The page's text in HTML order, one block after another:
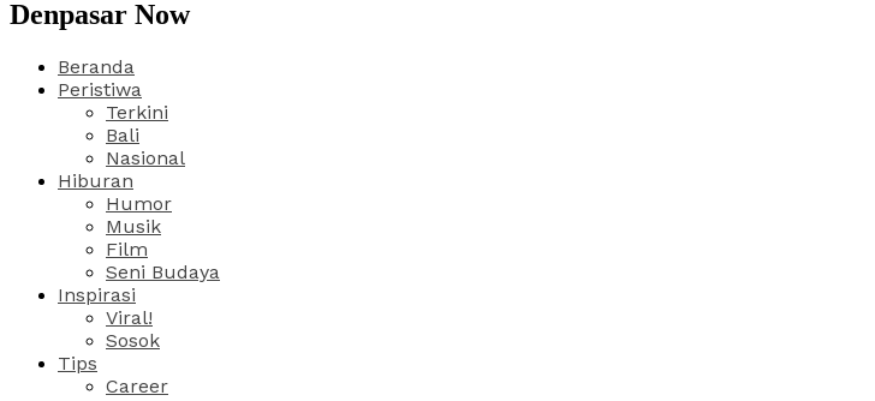
Denpasar Now
Beranda
Peristiwa
Terkini
Bali
Nasional
Hiburan
Humor
Musik
Film
Seni Budaya
Inspirasi
Viral!
Sosok
Tips
Career